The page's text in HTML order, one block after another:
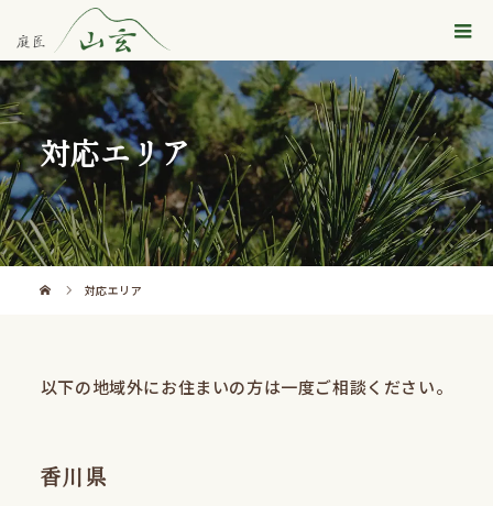
対応エリア
対応エリア
以下の地域外にお住まいの方は一度ご相談ください。
香川県